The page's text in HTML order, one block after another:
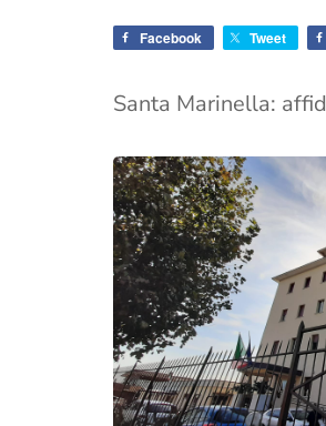
Facebook Tweet
Santa Marinella: